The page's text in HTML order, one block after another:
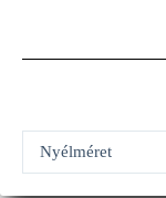
Nyélméret